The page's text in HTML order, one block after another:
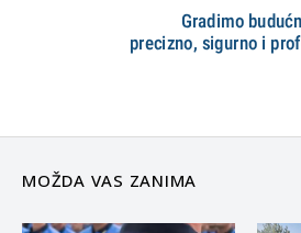
MOŽDA VAS ZANIMA